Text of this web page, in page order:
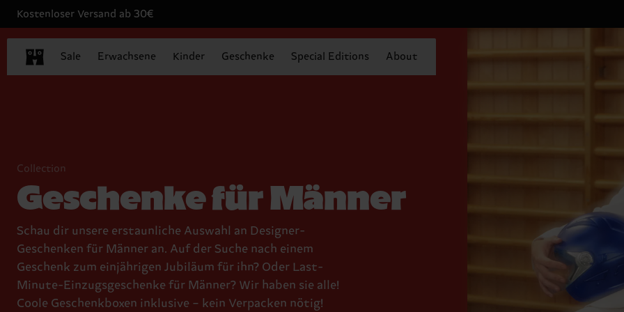
Kostenloser Versand ab 30€
Sale Erwachsene Kinder Geschenke Special Editions About
Collection
Geschenke für Männer
Schau dir unsere erstaunliche Auswahl an Designer-
Geschenken für Männer an. Auf der Suche nach einem
Geschenk zum einjährigen Jubiläum für ihn? Oder Last-
Minute-Einzugsgeschenke für Männer? Wir haben sie alle!
Coole Geschenkboxen inklusive – kein Verpacken nötig!